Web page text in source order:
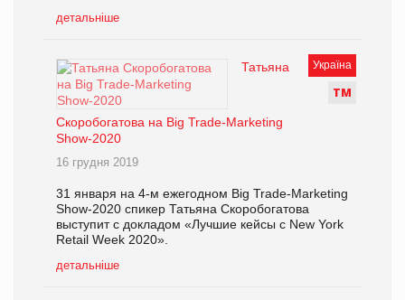
детальніше
Україна
ТМ
Татьяна
Скоробогатова на Big Trade-Marketing
Show-2020
16 грудня 2019
31 января на 4-м ежегодном Big Trade-Marketing
Show-2020 спикер Татьяна Скоробогатова
выступит с докладом «Лучшие кейсы с New York
Retail Week 2020».
детальніше